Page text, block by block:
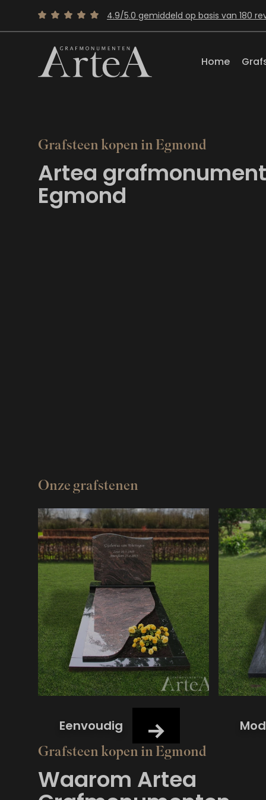
Home
4.9/5.0 gemiddeld op basis van 180
Grafsteen kopen in Egmond
Artea
Egmond
Onze grafstenen
Eenvoudig
Grafsteen kopen in Egmond
Waarom Artea